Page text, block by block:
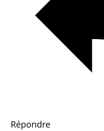
Répondre